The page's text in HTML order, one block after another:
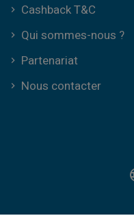
Cashback T&C
Qui sommes-nous ?
Partenariat
Nous contacter